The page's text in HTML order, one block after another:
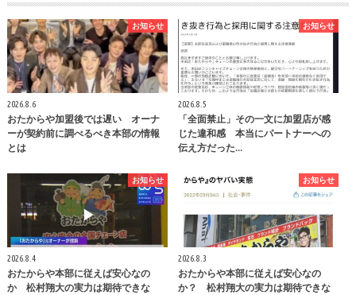
お知らせ
2026.8.6
おたからや加盟後では遅い オーナ
ーが契約前に調べるべき本部の情報
とは
お知らせ
2026.8.5
「全面禁止」その一文に加盟店が感
じた違和感 本当にパートナーへの
伝え方だった…
お知らせ
2026.8.4
おたからや本部に従えば安心なの
か 松村翔大の実力は期待できな
お知らせ
2026.8.3
おたからや本部に従えば安心なの
か？ 松村翔大の実力は期待できな